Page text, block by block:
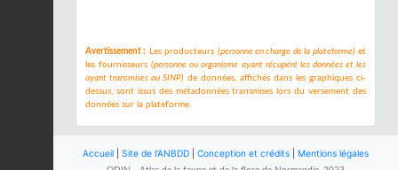
Avertissement : Les producteurs (personne en charge de la plateforme)et
les fournisseurs(personne ou organisme ayant récupéré les données et les
ayant transmises au SINP) de données, affichés dans les graphiques ci-
dessus, sont issus des métadonnées transmises lors du versement des
données sur la plateforme.
Accueil Site de l'ANBDD Conception et crédits Mentions légales